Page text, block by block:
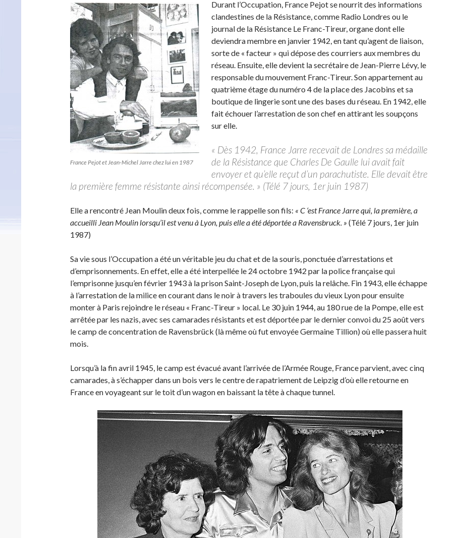
France Pejot et Jean-Michel Jarre chez lui en 1987
Durant l’Occupation, France Pejot se nourrit des informations
clandestines de la Résistance, comme Radio Londres ou le
journal de la Résistance Le Franc-Tireur, organe dont elle
deviendra membre en janvier 1942, en tant qu’agent de liaison,
sorte de « facteur » qui dépose des courriers aux membres du
réseau. Ensuite, elle devient la secrétaire de Jean-Pierre Lévy, le
responsable du mouvement Franc-Tireur. Son appartement au
quatrième étage du numéro 4 de la place des Jacobins et sa
boutique de lingerie sont une des bases du réseau. En 1942, elle
fait échouer l’arrestation de son chef en attirant les soupçons
sur elle.
« Dès 1942, France Jarre recevait de Londres sa médaille
de la Résistance que Charles De Gaulle lui avait fait
envoyer et qu’elle reçut d’un parachutiste. Elle devait être
la première femme résistante ainsi récompensée. » (Télé 7 jours, 1er juin 1987)
Elle a rencontré Jean Moulin deux fois, comme le rappelle son fils: « C ‘est France Jarre qui, la première, a
accueilli Jean Moulin lorsqu’il est venu à Lyon, puis elle a été déportée a Ravensbruck. » (Télé 7 jours, 1er juin
1987)
Sa vie sous l’Occupation a été un véritable jeu du chat et de la souris, ponctuée d’arrestations et
d’emprisonnements. En effet, elle a été interpellée le 24 octobre 1942 par la police française qui
l’emprisonne jusqu’en février 1943 à la prison Saint-Joseph de Lyon, puis la relâche. Fin 1943, elle échappe
à l’arrestation de la milice en courant dans le noir à travers les traboules du vieux Lyon pour ensuite
monter à Paris rejoindre le réseau « Franc-Tireur » local. Le 30 juin 1944, au 180 rue de la Pompe, elle est
arrêtée par les nazis, avec ses camarades résistants et est déportée par le dernier convoi du 25 août vers
le camp de concentration de Ravensbrück (là même où fut envoyée Germaine Tillion) où elle passera huit
mois.
Lorsqu’à la fin avril 1945, le camp est évacué avant l’arrivée de l’Armée Rouge, France parvient, avec cinq
camarades, à s’échapper dans un bois vers le centre de rapatriement de Leipzig d’où elle retourne en
France en voyageant sur le toit d’un wagon en baissant la tête à chaque tunnel.